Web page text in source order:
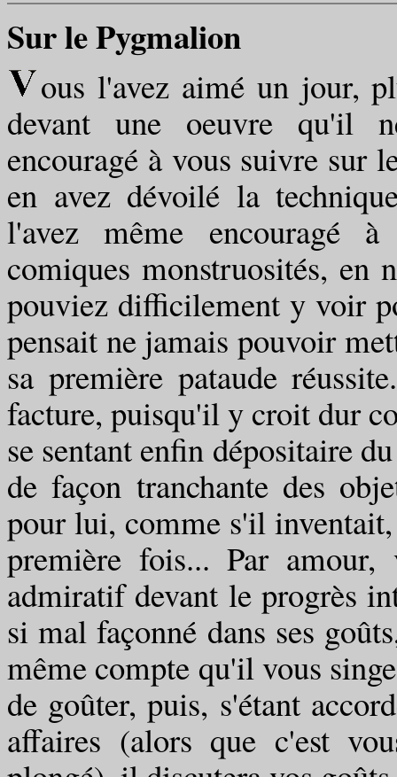
Sur le Pygmalion
ous l'avez aimé un jour,
devant une oeuvre qu'il
encouragé à vous suivre sur
en avez dévoilé la
l'avez même encouragé
comiques monstruosités, en
pouviez difficilement y voir
pensait ne jamais pouvoir
sa première pataude
facture, puisqu'il y croit dur
se sentant enfin dépositaire
de façon tranchante des
pour lui, comme s'il
première fois... Par
admiratif devant le progrès
si mal façonné dans ses
même compte qu'il vous
de goûter, puis, s'étant
affaires (alors que c'est